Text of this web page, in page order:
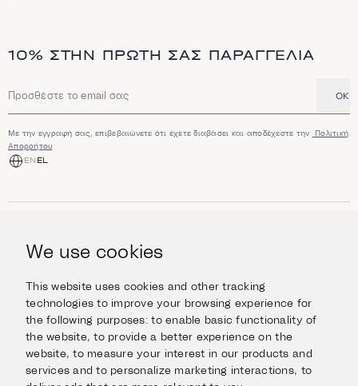
We use cookies
This website uses cookies and other tracking
technologies to improve your browsing experience for
the following purposes:to enable basic functionality of
the website,to provide a better experience on the
website,to measure your interest in our products and
services and to personalize marketing interactions, to
10% ΣΤΗΝ ΠΡΏΤΗ ΣΑΣ ΠΑΡΑΓΓΕΛΊΑ
Διεύθυνση email OK
Με την εγγραφή σας, επιβεβαιώνετε ότι έχετε διαβάσει και αποδέχεστε την
Πολιτική
Απορρήτου
EN EL
Κοσμήματα
Ρολόγια
Ταξιδέψτε με Στυλ
ΠΛΗΡΟΦΟΡΊΕΣ
Βοήθεια και Ερωτήσεις
Αποστολές και επιστροφές
Επικοινωνήστε μαζί μας
ΣΧΕΤΙΚΆ ΜΕ ΕΜΆΣ
Η οικογένεια Ιμάνογλου
Τα καταστήματά μας
Facebook
Instagram
ΝΟΜΙΚΆ